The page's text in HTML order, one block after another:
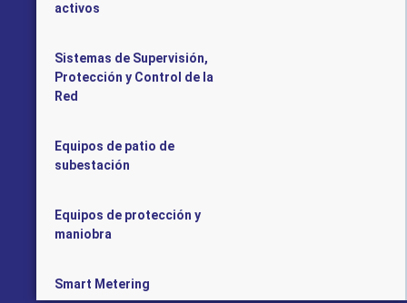
activos
Sistemas de Supervisión,
Protección y Control de la
Red
Equipos de patio de
subestación
Equipos de protección y
maniobra
Smart Metering